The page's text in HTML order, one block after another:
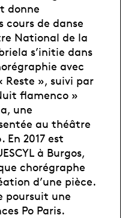
donne
cours de danse
National de la
s’initie dans
avec
Reste », suivi par
flamenco »
une
au théâtre
En 2017 est
à Burgos,
chorégraphe
d’une pièce.
poursuit une
Po Paris.